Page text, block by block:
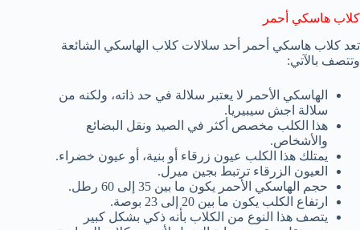
كلاب هاسكي أحمر
تعد كلاب هاسكي أحمر أحد سلالات كلاب الهاسكي الشائعة
وتتصف بالآتي:
الهاسكي الأحمر لا يعتبر سلالة في حد ذاته، ولكنه من
سلالة اجش سيبيريا.
هذا الكلب مخصص أكثر في الصيد ونقل البضائع
والأشخاص.
يمتلك هذا الكلب عيون زرقاء أو بنية، أو عيون خضراء.
العيون الزرقاء ترتبط بجين ميرل.
حجم الهاسكي الأحمر يكون ما بين 35 إلى 60 رطل.
ارتفاع الكلب يكون ما بين 20 إلى 23 بوصة.
يتصف هذا النوع من الكلاب بأنه ذكي بشكل كبير